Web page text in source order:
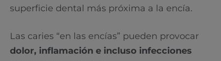
superficie dental más próxima a la encía.
Las caries “en las encías” pueden provocar
dolor, inflamación e incluso infecciones